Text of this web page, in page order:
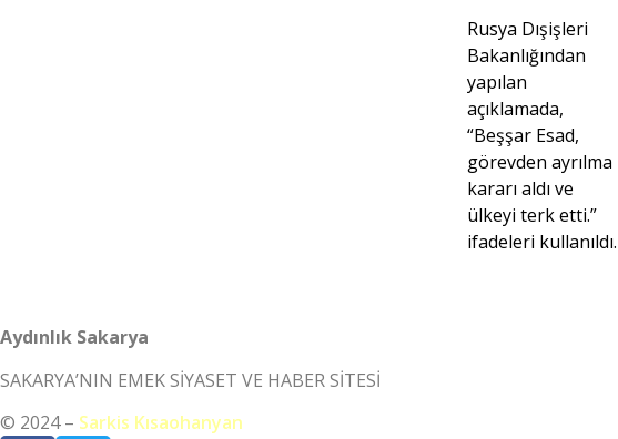
Rusya Dışişleri
Bakanlığından
yapılan
açıklamada,
“Beşşar Esad,
görevden ayrılma
kararı aldı ve
ülkeyi terk etti.”
ifadeleri kullanıldı.
Aydınlık Sakarya
SAKARYA’NIN EMEK SİYASET VE HABER SİTESİ
© 2024 – Sarkis Kısaohanyan